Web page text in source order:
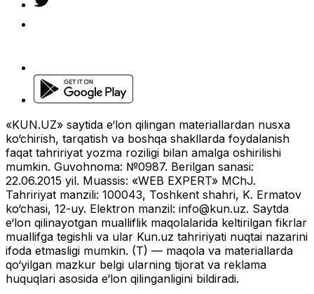
«KUN.UZ» saytida e‘lon qilingan materiallardan nusxa
ko‘chirish, tarqatish va boshqa shakllarda foydalanish
faqat tahririyat yozma roziligi bilan amalga oshirilishi
mumkin. Guvohnoma: №0987. Berilgan sanasi:
22.06.2015 yil. Muassis: «WEB EXPERT» MChJ.
Tahririyat manzili: 100043, Toshkent shahri, K. Ermatov
ko‘chasi, 12-uy. Elektron manzil: info@kun.uz. Saytda
e‘lon qilinayotgan mualliflik maqolalarida keltirilgan fikrlar
muallifga tegishli va ular Kun.uz tahririyati nuqtai nazarini
ifoda etmasligi mumkin. (T) — maqola va materiallarda
qo‘yilgan mazkur belgi ularning tijorat va reklama
huquqlari asosida e‘lon qilinganligini bildiradi.